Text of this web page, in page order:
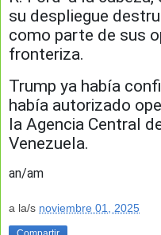
su despliegue
como parte de sus
fronteriza.
Trump ya había
había autorizado
la Agencia Central
Venezuela.
an/am
a la/s noviembre 01, 2025